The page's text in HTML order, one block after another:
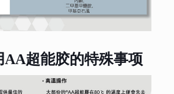
AA超能胶的特殊事项